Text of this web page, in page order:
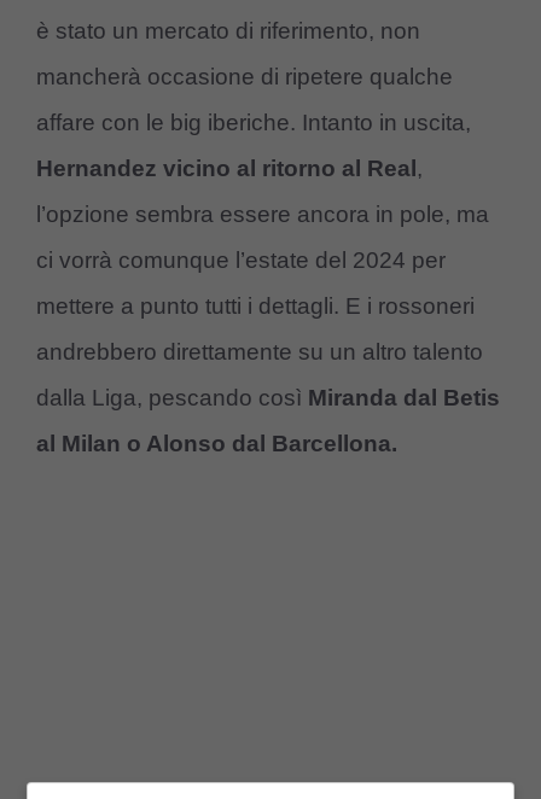
è stato un mercato di riferimento, non
mancherà occasione di ripetere qualche
affare con le big iberiche. Intanto in uscita,
Hernandez vicino al ritorno al Real ,
l’opzione sembra essere ancora in pole, ma
ci vorrà comunque l’estate del 2024 per
mettere a punto tutti i dettagli. E i rossoneri
andrebbero direttamente su un altro talento
dalla Liga, pescando così Miranda dal Betis
al Milan o Alonso dal Barcellona.